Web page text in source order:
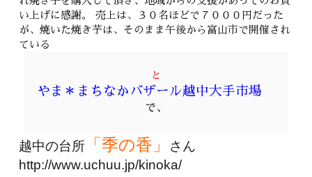
い上げに感謝。 売上は、３０名ほどで７０００円だった
が、焼いた焼き芋は、そのまま午後から富山市で開催され
ている
と
やま＊まちなかバザール越中大手市場
で、
越中の台所 「季の香」
さん
http://www.uchuu.jp/kinoka/